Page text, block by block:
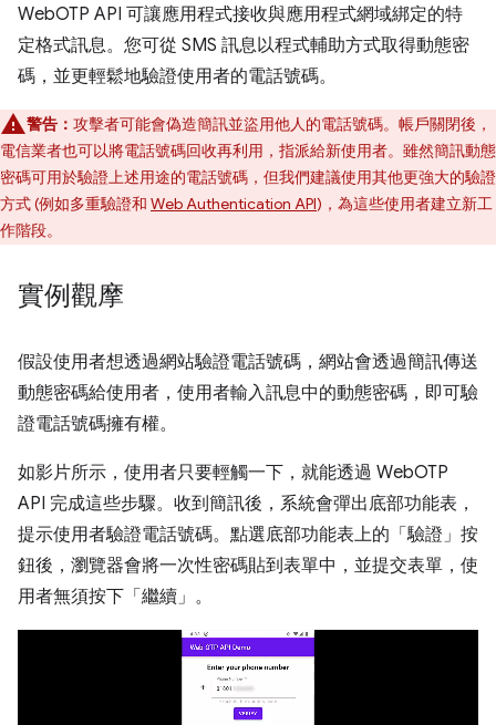
WebOTP API 可讓應用程式接收與應用程式網域綁定的特
定格式訊息。您可從 SMS 訊息以程式輔助方式取得動態密
碼，並更輕鬆地驗證使用者的電話號碼。
警告： 攻擊者可能會偽造簡訊並盜用他人的電話號碼。帳戶關閉後，
電信業者也可以將電話號碼回收再利用，指派給新使用者。雖然簡訊動態
密碼可用於驗證上述用途的電話號碼，但我們建議使用其他更強大的驗證
方式 (例如多重驗證和 Web Authentication API)，為這些使用者建立新工
作階段。
實例觀摩
假設使用者想透過網站驗證電話號碼，網站會透過簡訊傳送
動態密碼給使用者，使用者輸入訊息中的動態密碼，即可驗
證電話號碼擁有權。
如影片所示，使用者只要輕觸一下，就能透過 WebOTP
API 完成這些步驟。收到簡訊後，系統會彈出底部功能表，
提示使用者驗證電話號碼。點選底部功能表上的「驗證」 按
鈕後，瀏覽器會將一次性密碼貼到表單中，並提交表單，使
用者無須按下「繼續」 。